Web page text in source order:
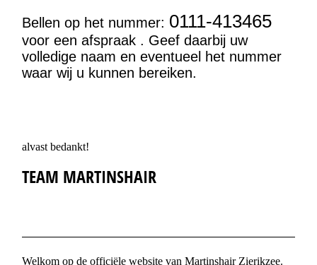
Bellen op het nummer: 0111-413465
voor een afspraak . Geef daarbij uw
volledige naam en eventueel het nummer
waar wij u kunnen bereiken.
alvast bedankt!
TEAM MARTINSHAIR
Welkom op de officiële website van Martinshair Zierikzee.